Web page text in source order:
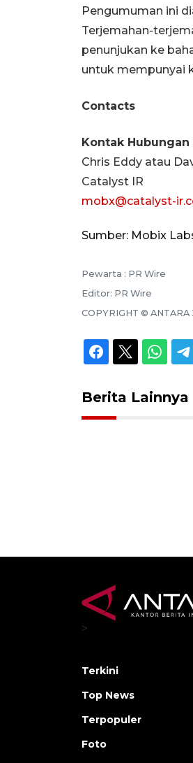
Pengumuman ini
Terjemahan-
penunjukan ke
untuk mempunyai
Contacts
Kontak
Chris Eddy atau
Catalyst IR
mobx@catalyst-
Sumber: Mobix
Pewarta : PR Wire
Editor: PR Wire
COPYRIGHT © ANTARA
Berita Lainnya
>
Terkini
Top News
Terpopuler
Foto